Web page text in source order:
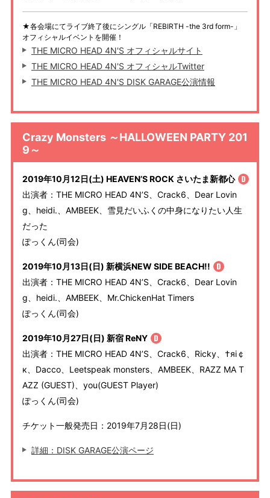
★各会場にてライブ終了後にシングル「REBIRTH -the 3rd form-」
オフィシャルイベントを開催！
THE MICRO HEAD 4N'S オフィシャルサイト
THE MICRO HEAD 4N'S オフィシャルTwitter
THE MICRO HEAD 4N'S DISK GARAGE公演情報
Crazy Monsters ～HALLOWEEN PARTY 201
9～
2019年10月12日(土) HEAVEN’S ROCK さいたま新都心
出演者：THE MICRO HEAD 4N’S、Crack6、Dear Lovin
g、heidi.、AMBEEK、雪見だいふくの中身になりたい人生
だった
ぽっくん(司会)
2019年10月13日(日) 新横浜NEW SIDE BEACH!!
出演者：THE MICRO HEAD 4N’S、Crack6、Dear Lovin
g、heidi.、AMBEEK、Mr.ChickenHat Timers
ぽっくん(司会)
2019年10月27日(日) 新宿 ReNY
出演者：THE MICRO HEAD 4N’S、Crack6、Ricky、†яi￠
к、Dacco、Leetspeak monsters、AMBEEK、RAZZ MA T
AZZ (GUEST)、you(GUEST Player)
ぽっくん(司会)
チケット一般発売日：2019年7月28日(日)
詳細：DISK GARAGE公演ページ